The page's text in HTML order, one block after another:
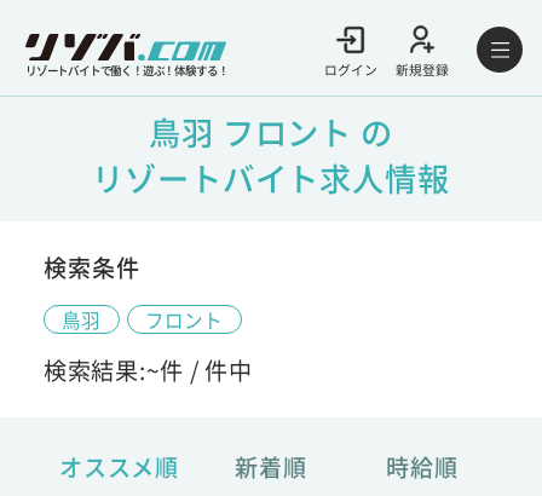
リゾートバイトで働く！遊ぶ！体験する！ ログイン 新規登録
鳥羽 フロント の
リゾートバイト求人情報
検索条件
鳥羽 フロント
検索結果:~件 /件中
オススメ順 新着順 時給順